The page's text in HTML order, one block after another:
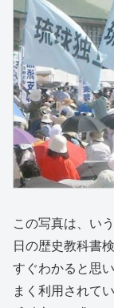
この写真は、い
日の歴史教科書
すぐわかると思
まく利用されて